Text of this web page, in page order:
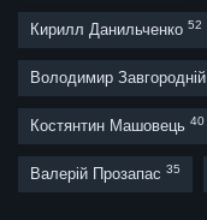
Кирилл Данильченко 52
Володимир Завгородній
Костянтин Машовець 40
Валерій Прозапас 35